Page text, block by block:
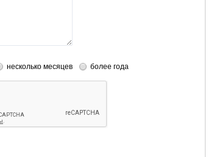
несколько месяцев более года